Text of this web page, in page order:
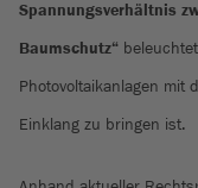
Spannungsverhältnis
Baumschutz“
Photovoltaikanlagen mit
Einklang zu bringen ist.